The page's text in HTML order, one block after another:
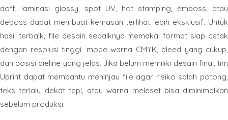
doff, laminasi glossy, spot UV, hot stamping, emboss, atau
deboss dapat membuat kemasan terlihat lebih eksklusif. Untuk
hasil terbaik, file desain sebaiknya memakai format siap cetak
dengan resolusi tinggi, mode warna CMYK, bleed yang cukup,
dan posisi dieline yang jelas. Jika belum memiliki desain final, tim
Uprint dapat membantu meninjau file agar risiko salah potong,
teks terlalu dekat tepi, atau warna meleset bisa diminimalkan
sebelum produksi.